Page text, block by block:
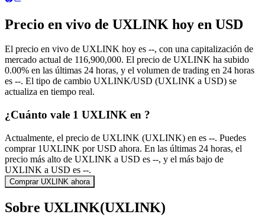
Precio en vivo de UXLINK hoy en USD
El precio en vivo de UXLINK hoy es --, con una capitalización de
mercado actual de 116,900,000. El precio de UXLINK ha subido
0.00% en las últimas 24 horas, y el volumen de trading en 24 horas
es --. El tipo de cambio UXLINK/USD (UXLINK a USD) se
actualiza en tiempo real.
¿Cuánto vale 1 UXLINK en ?
Actualmente, el precio de UXLINK (UXLINK) en es --. Puedes
comprar 1UXLINK por USD ahora. En las últimas 24 horas, el
precio más alto de UXLINK a USD es --, y el más bajo de
UXLINK a USD es --.
Comprar UXLINK ahora
Sobre UXLINK(UXLINK)